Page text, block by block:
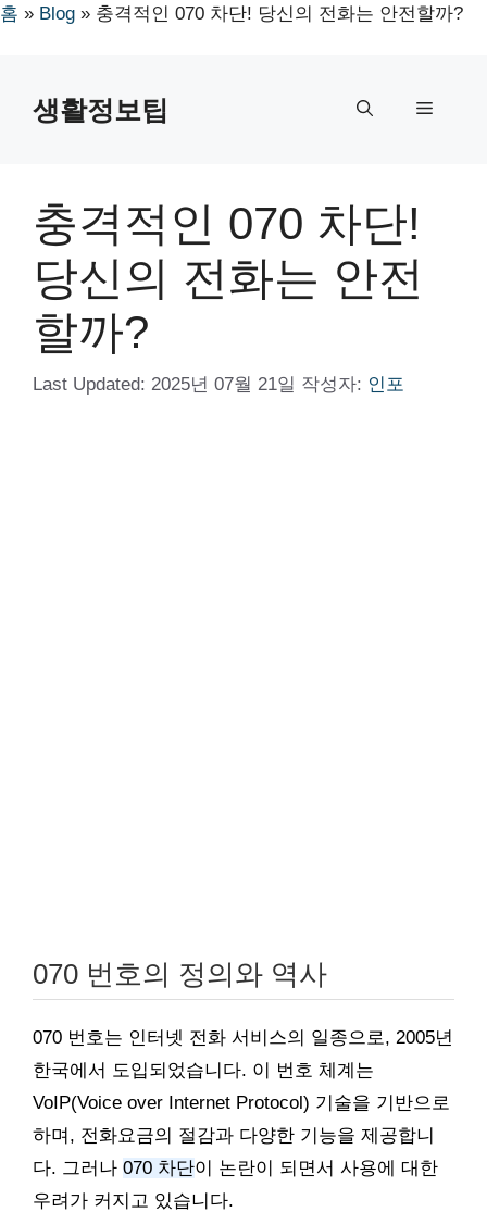
홈 » Blog » 충격적인 070 차단! 당신의 전화는 안전할까?
생활정보팁 메
충격적인 070 차단!
당신의 전화는 안전
할까?
Last Updated: 2025년 07월 21일 작성자: 인포
070 번호의 정의와 역사
070 번호는 인터넷 전화 서비스의 일종으로, 2005년
한국에서 도입되었습니다. 이 번호 체계는
VoIP(Voice over Internet Protocol) 기술을 기반으로
하며, 전화요금의 절감과 다양한 기능을 제공합니
다. 그러나 070 차단이 논란이 되면서 사용에 대한
우려가 커지고 있습니다.